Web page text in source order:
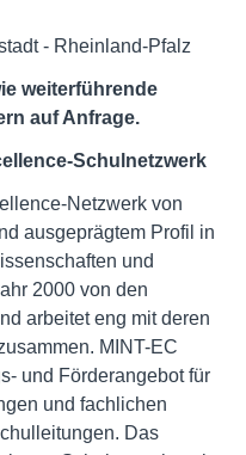
- Rheinland-Pfalz
weiterführende
auf Anfrage.
Schulnetzwerk
Netzwerk von
ausgeprägtem Profil in
und
2000 von den
arbeitet eng mit deren
MINT-EC
und Förderangebot für
und fachlichen
Das